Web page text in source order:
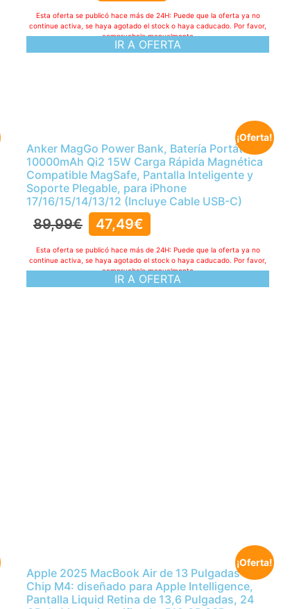
IR A OFERTA
Esta oferta se publicó hace más de 24H: Puede que la oferta ya no
continue activa, se haya agotado el stock o haya caducado. Por favor,
compruebelo manualmente
¡Oferta!
Anker MagGo Power Bank, Batería Portátil
10000mAh Qi2 15W Carga Rápida Magnética
Compatible MagSafe, Pantalla Inteligente y
Soporte Plegable, para iPhone
17/16/15/14/13/12 (Incluye Cable USB-C)
89,99€ 47,49€
IR A OFERTA
Esta oferta se publicó hace más de 24H: Puede que la oferta ya no
continue activa, se haya agotado el stock o haya caducado. Por favor,
compruebelo manualmente
¡Oferta!
Apple 2025 MacBook Air de 13 Pulgadas con
Chip M4: diseñado para Apple Intelligence,
Pantalla Liquid Retina de 13,6 Pulgadas, 24